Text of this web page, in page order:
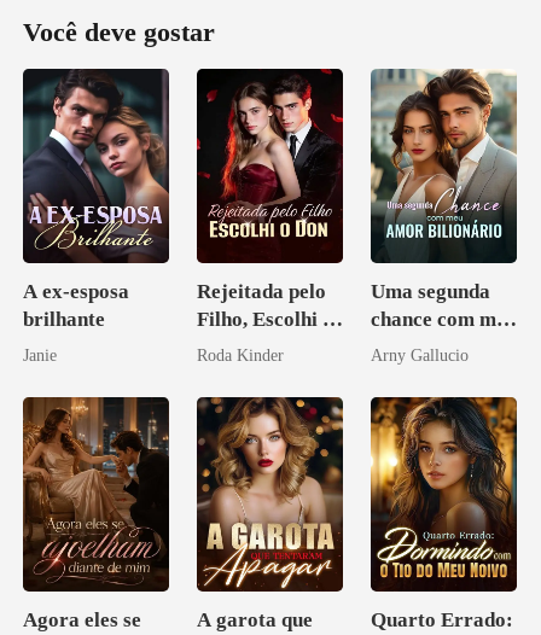
Você deve gostar
A ex-esposa
brilhante
Janie
Rejeitada pelo
Filho, Escolhi o
Don
Roda Kinder
Uma segunda
chance com meu
amor bilionário
Arny Gallucio
Agora eles se
A garota que
Quarto Errado: